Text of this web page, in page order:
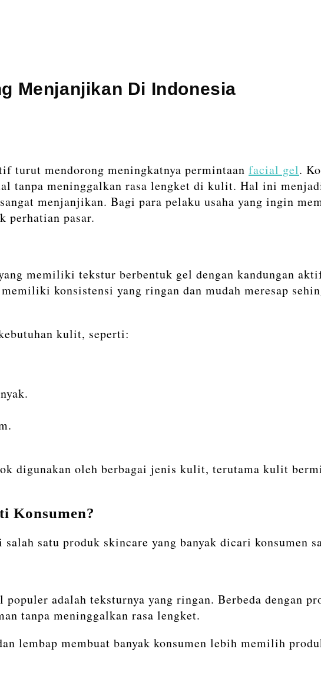
Menjanjikan Di Indonesia
turut mendorong meningkatnya permintaan facial gel.
tanpa meninggalkan rasa lengket di kulit. Hal ini
menjanjikan. Bagi para pelaku usaha yang ingin
perhatian pasar.
memiliki tekstur berbentuk gel dengan kandungan
konsistensi yang ringan dan mudah meresap
kulit, seperti:
digunakan oleh berbagai jenis kulit, terutama kulit
Konsumen?
satu produk skincare yang banyak dicari konsumen
adalah teksturnya yang ringan. Berbeda dengan
tanpa meninggalkan rasa lengket.
lembap membuat banyak konsumen lebih memilih